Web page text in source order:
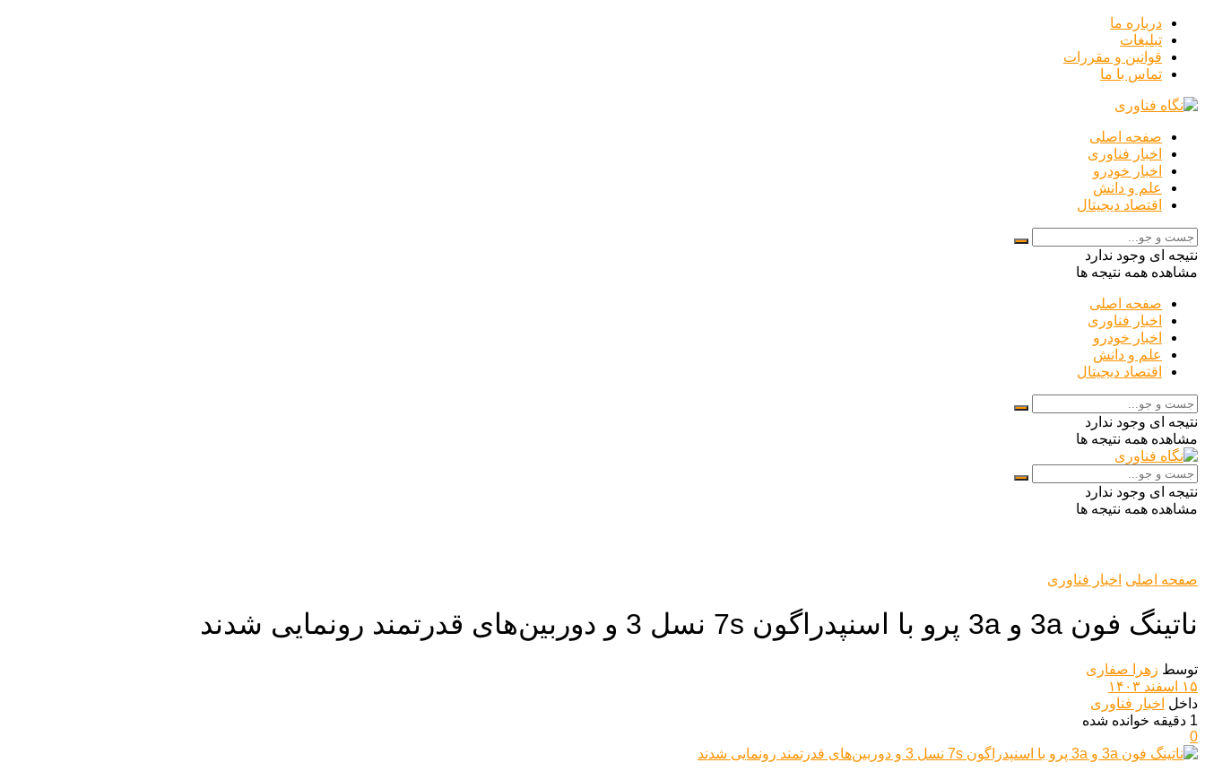
درباره ما
تبلیغات
قوانین و مقررات
تماس با ما
صفحه اصلی
اخبار فناوری
اخبار خودرو
علم و دانش
اقتصاد دیجیتال
نتیجه ای وجود ندارد
مشاهده همه نتیجه ها
صفحه اصلی
اخبار فناوری
اخبار خودرو
علم و دانش
اقتصاد دیجیتال
نتیجه ای وجود ندارد
مشاهده همه نتیجه ها
نتیجه ای وجود ندارد
مشاهده همه نتیجه ها
صفحه اصلی اخبار فناوری
ناتینگ فون 3a و 3a پرو با اسنپدراگون 7s نسل 3 و دوربین‌های قدرتمند رونمایی شدند
توسط زهرا صفاری
۱۵ اسفند ۱۴۰۳
داخل اخبار فناوری
1 دقیقه خوانده شده
0